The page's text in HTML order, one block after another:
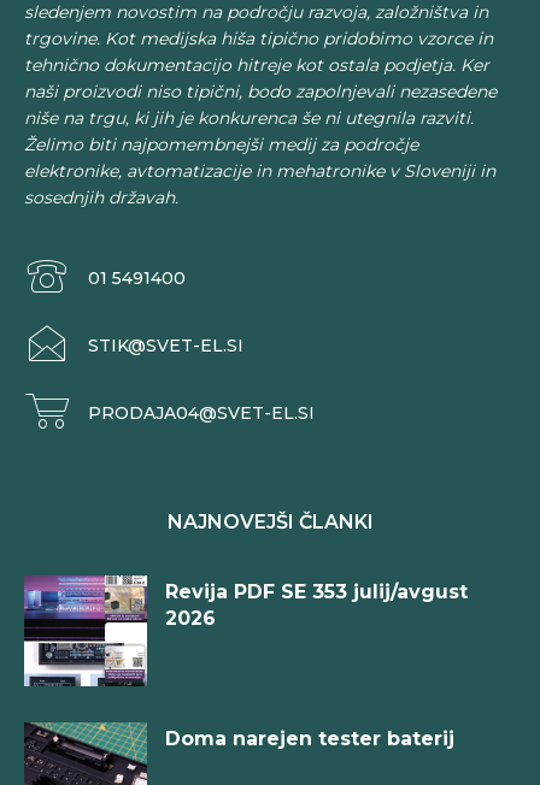
sledenjem novostim na področju razvoja, založništva in
trgovine. Kot medijska hiša tipično pridobimo vzorce in
tehnično dokumentacijo hitreje kot ostala podjetja. Ker
naši proizvodi niso tipični, bodo zapolnjevali nezasedene
niše na trgu, ki jih je konkurenca še ni utegnila razviti.
Želimo biti najpomembnejši medij za področje
elektronike, avtomatizacije in mehatronike v Sloveniji in
sosednjih državah.
01 5491400
STIK@SVET-EL.SI
PRODAJA04@SVET-EL.SI
NAJNOVEJŠI ČLANKI
Revija PDF SE 353 julij/avgust
2026
Doma narejen tester baterij